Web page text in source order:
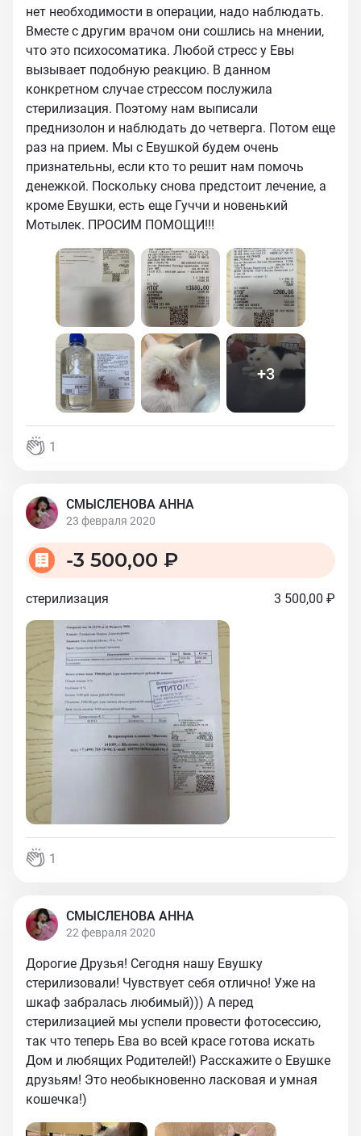
нет необходимости в операции, надо наблюдать.
Вместе с другим врачом они сошлись на мнении,
что это психосоматика. Любой стресс у Евы
вызывает подобную реакцию. В данном
конкретном случае стрессом послужила
стерилизация. Поэтому нам выписали
преднизолон и наблюдать до четверга. Потом еще
раз на прием. Мы с Евушкой будем очень
признательны, если кто то решит нам помочь
денежкой. Поскольку снова предстоит лечение, а
кроме Евушки, есть еще Гуччи и новенький
Мотылек. ПРОСИМ ПОМОЩИ!!!
+3
1
СМЫСЛЕНОВА АННА
23 февраля 2020
-3 500,00 ₽
стерилизация 3 500,00 ₽
1
СМЫСЛЕНОВА АННА
22 февраля 2020
Дорогие Друзья! Сегодня нашу Евушку
стерилизовали! Чувствует себя отлично! Уже на
шкаф забралась любимый))) А перед
стерилизацией мы успели провести фотосессию,
так что теперь Ева во всей красе готова искать
Дом и любящих Родителей!) Расскажите о Евушке
друзьям! Это необыкновенно ласковая и умная
кошечка!)